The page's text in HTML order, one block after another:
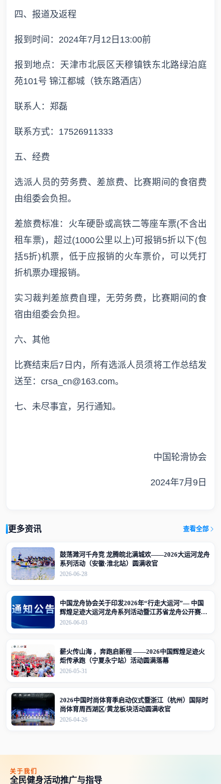
四、报道及返程
报到时间：2024年7月12日13:00前
报到地点：天津市北辰区天穆镇铁东北路绿泊庭
苑101号 锦江都城（铁东路酒店）
联系人：郑磊
联系方式：17526911333
五、经费
选派人员的劳务费、差旅费、比赛期间的食宿费
由组委会负担。
差旅费标准：火车硬卧或高铁二等座车票(不含出
租车票)，超过(1000公里以上)可报销5折以下(包
括5折)机票，低于应报销的火车票价，可以凭打
折机票办理报销。
实习裁判差旅费自理，无劳务费，比赛期间的食
宿由组委会负担。
六、其他
比赛结束后7日内，所有选派人员须将工作总结发
送至：crsa_cn@163.com。
七、未尽事宜，另行通知。
中国轮滑协会
2024年7月9日
更多资讯 查看全部
鼓荡濉河千舟竞 龙腾皖北满城欢——2026大运河龙舟
系列活动（安徽·淮北站）圆满收官
2026-06-28
中国龙舟协会关于印发2026年“行走大运河”— 中国
辉煌足迹大运河龙舟系列活动暨江苏省龙舟公开赛
（江苏·宜兴站）竞赛规程的通知
2026-06-03
薪火传山海 ，奔跑启新程 ——2026中国辉煌足迹火
炬传承跑（宁夏永宁站）活动圆满落幕
2026-05-31
2026中国时尚体育季启动仪式暨浙江（杭州）国际时
尚体育周西湖区/黄龙板块活动圆满收官
2026-04-26
关于我们
全民健身活动推广与指导